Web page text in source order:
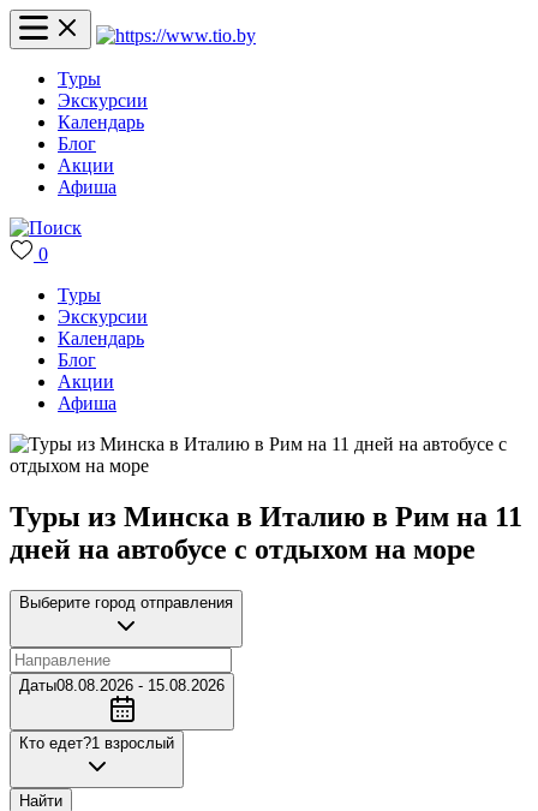
Туры
Экскурсии
Календарь
Блог
Акции
Афиша
0
Туры
Экскурсии
Календарь
Блог
Акции
Афиша
Туры из Минска в Италию в Рим на 11
дней на автобусе с отдыхом на море
Выберите город отправления
Даты08.08.2026 - 15.08.2026
Кто едет?1 взрослый
Найти